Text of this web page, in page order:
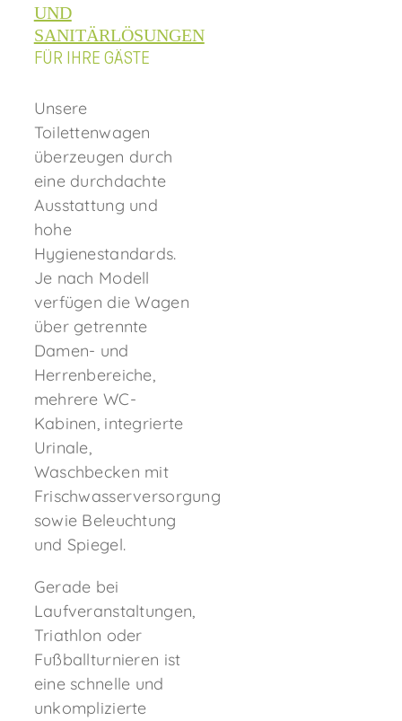
UND
SANITÄRLÖSUNGEN
FÜR IHRE GÄSTE
Unsere
Toilettenwagen
überzeugen durch
eine durchdachte
Ausstattung und
hohe
Hygienestandards.
Je nach Modell
verfügen die Wagen
über getrennte
Damen- und
Herrenbereiche,
mehrere WC-
Kabinen, integrierte
Urinale,
Waschbecken mit
Frischwasserversorgung
sowie Beleuchtung
und Spiegel.
Gerade bei
Laufveranstaltungen,
Triathlon oder
Fußballturnieren ist
eine schnelle und
unkomplizierte